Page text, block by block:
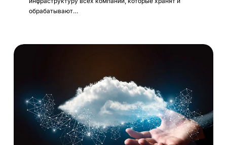
обрабатывают…
KVM,
выбрать
виртуализации?